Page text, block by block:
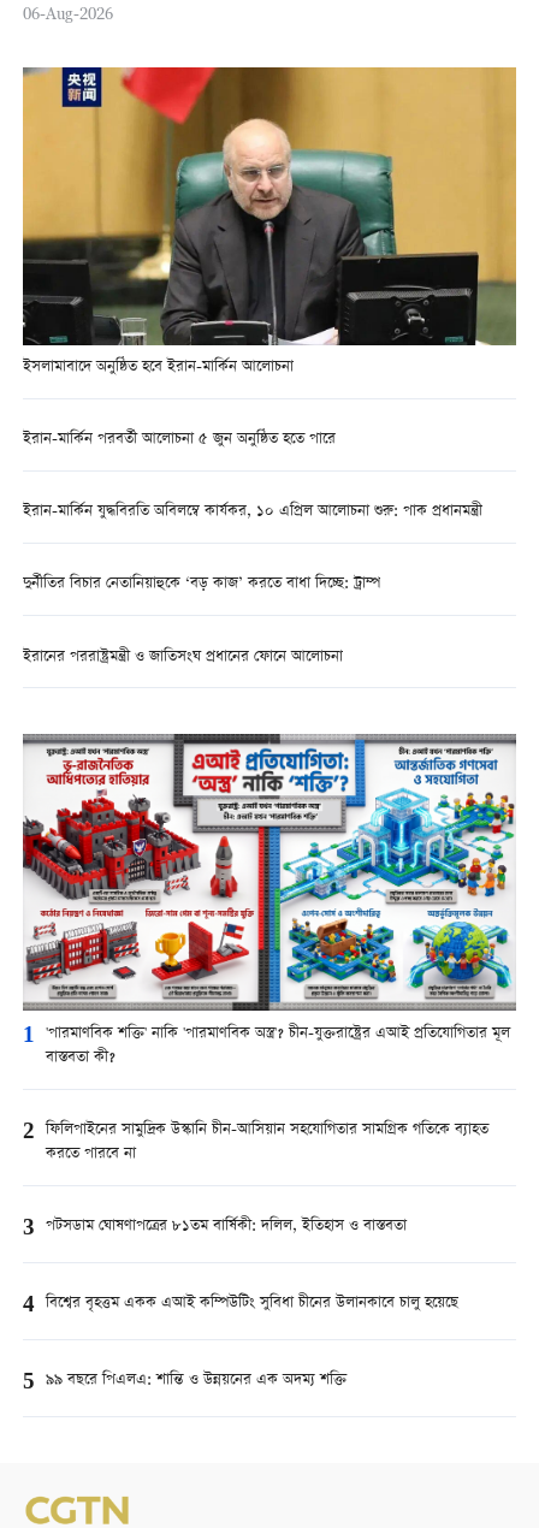
06-Aug-2026
ইসলামাবাদে অনুষ্ঠিত হবে ইরান-মার্কিন আলোচনা
ইরান-মার্কিন পরবর্তী আলোচনা ৫ জুন অনুষ্ঠিত হতে পারে
ইরান-মার্কিন যুদ্ধবিরতি অবিলম্বে কার্যকর, ১০ এপ্রিল আলোচনা শুরু: পাক প্রধানমন্ত্রী
দুর্নীতির বিচার নেতানিয়াহুকে ‘বড় কাজ’ করতে বাধা দিচ্ছে: ট্রাম্প
ইরানের পররাষ্ট্রমন্ত্রী ও জাতিসংঘ প্রধানের ফোনে আলোচনা
1 'পারমাণবিক শক্তি' নাকি 'পারমাণবিক অস্ত্র'? চীন-যুক্তরাষ্ট্রের এআই প্রতিযোগিতার মূল
বাস্তবতা কী?
2 ফিলিপাইনের সামুদ্রিক উস্কানি চীন-আসিয়ান সহযোগিতার সামগ্রিক গতিকে ব্যাহত
করতে পারবে না
3 পটসডাম ঘোষণাপত্রের ৮১তম বার্ষিকী: দলিল, ইতিহাস ও বাস্তবতা
4 বিশ্বের বৃহত্তম একক এআই কম্পিউটিং সুবিধা চীনের উলানকাবে চালু হয়েছে
5 ৯৯ বছরে পিএলএ: শান্তি ও উন্নয়নের এক অদম্য শক্তি